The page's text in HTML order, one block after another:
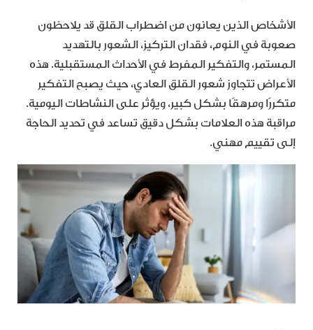
الأشخاص الذين يعانون من اضطراب القلق قد يلاحظون
صعوبة في النوم، فقدان التركيز، الشعور بالتهديد
المستمر، والتفكير المفرط في الأحداث المستقبلية. هذه
الأعراض تتجاوز شعور القلق العادي، حيث يصبح التفكير
متكررًا ومرهقًا بشكل كبير، ويؤثر على النشاطات اليومية.
مراقبة هذه العلامات بشكل دقيق تساعد في تحديد الحاجة
إلى تقييم مهني.